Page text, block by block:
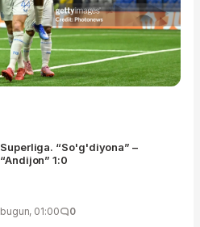
Superliga. “So'g'diyona” –
“Andijon” 1:0
bugun, 01:00 0